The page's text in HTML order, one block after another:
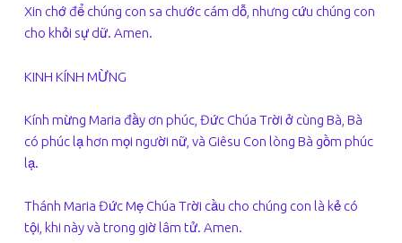
Xin chớ để chúng con sa chước cám dỗ, nhưng cứu chúng con
cho khỏi sự dữ. Amen.
KINH KÍNH MỪNG
Kính mừng Maria đầy ơn phúc, Đức Chúa Trời ở cùng Bà, Bà
có phúc lạ hơn mọi người nữ, và Giêsu Con lòng Bà gồm phúc
lạ.
Thánh Maria Đức Mẹ Chúa Trời cầu cho chúng con là kẻ có
tội, khi này và trong giờ lâm tử. Amen.